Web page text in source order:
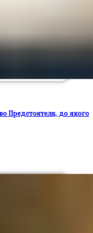
Предстоятеля, до якого